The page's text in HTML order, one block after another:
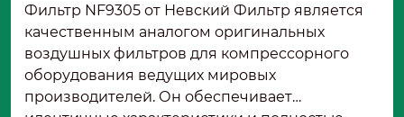
Фильтр NF9305 от Невский Фильтр является
качественным аналогом оригинальных
воздушных фильтров для компрессорного
оборудования ведущих мировых
производителей. Он обеспечивает